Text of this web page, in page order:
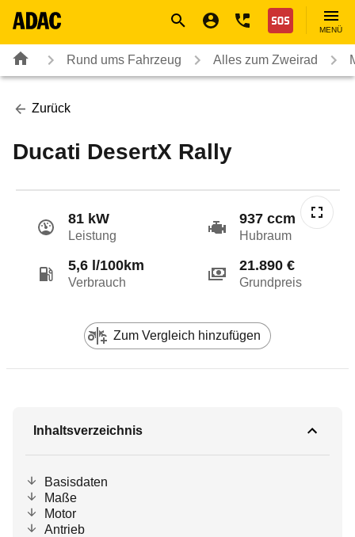
Nothilfe
MENÜ
Rund ums Fahrzeug Alles zum Zweirad
Zurück
Ducati DesertX Rally
81 kW
Leistung
937 ccm
Hubraum
5,6 l/100km
Verbrauch
21.890 €
Grundpreis
Zum Vergleich hinzufügen
Inhaltsverzeichnis
Basisdaten
Maße
Motor
Antrieb